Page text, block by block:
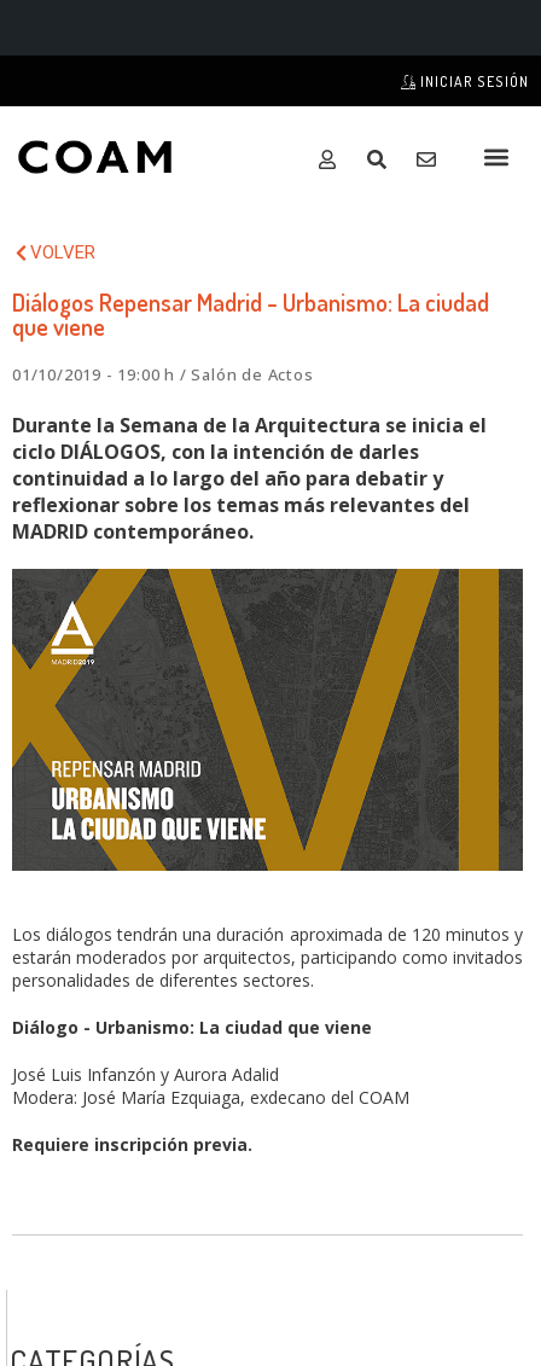
INICIAR SESIÓN
VOLVER
Diálogos Repensar Madrid - Urbanismo: La ciudad
que viene
01/10/2019 - 19:00 h / Salón de Actos
Durante la Semana de la Arquitectura se inicia el
ciclo DIÁLOGOS, con la intención de darles
continuidad a lo largo del año para debatir y
reflexionar sobre los temas más relevantes del
MADRID contemporáneo.
Los diálogos tendrán una duración aproximada de 120 minutos y
estarán moderados por arquitectos, participando como invitados
personalidades de diferentes sectores.
Diálogo - Urbanismo: La ciudad que viene
José Luis Infanzón y Aurora Adalid
Modera: José María Ezquiaga, exdecano del COAM
Requiere inscripción previa.